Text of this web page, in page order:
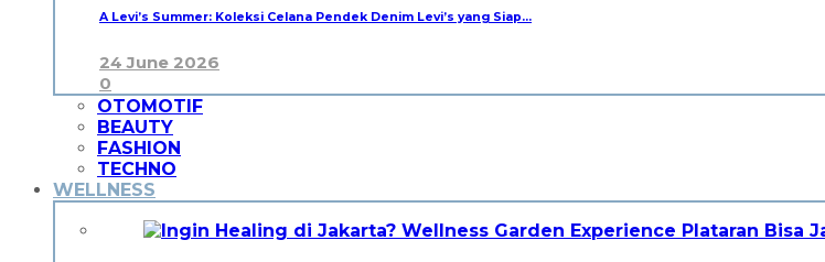
A Levi’s Summer: Koleksi Celana Pendek Denim Levi’s yang Siap…
24 June 2026
0
OTOMOTIF
BEAUTY
FASHION
TECHNO
WELLNESS